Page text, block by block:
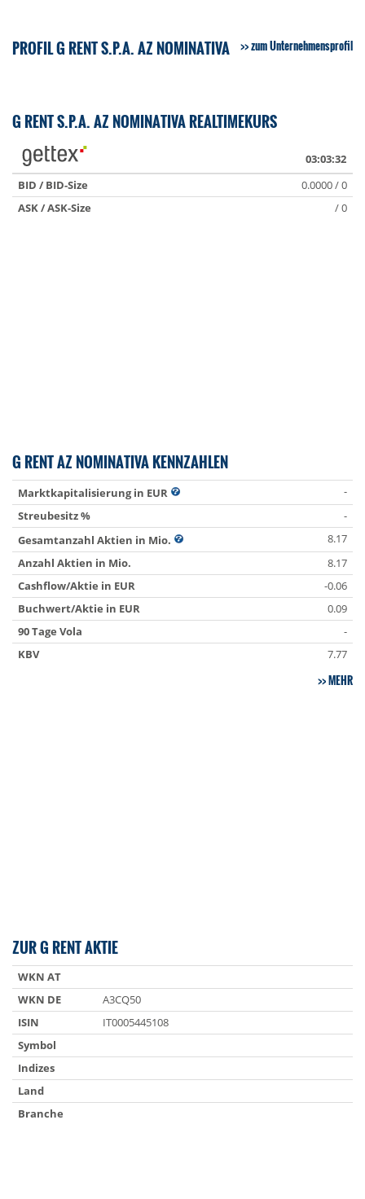
PROFIL G RENT S.P.A. AZ NOMINATIVA zum Unternehmensprofil
G RENT S.P.A. AZ NOMINATIVA REALTIMEKURS
03:03:32
BID / BID-Size
0.0000 / 0
ASK / ASK-Size
/ 0
G RENT AZ NOMINATIVA KENNZAHLEN
Marktkapitalisierung in EUR
-
Streubesitz %
-
Gesamtanzahl Aktien in Mio.
8.17
Anzahl Aktien in Mio.
8.17
Cashflow/Aktie in EUR
-0.06
Buchwert/Aktie in EUR
0.09
90 Tage Vola
-
KBV
7.77
MEHR
ZUR G RENT AKTIE
WKN AT
WKN DE
A3CQ50
ISIN
IT0005445108
Symbol
Indizes
Land
Branche